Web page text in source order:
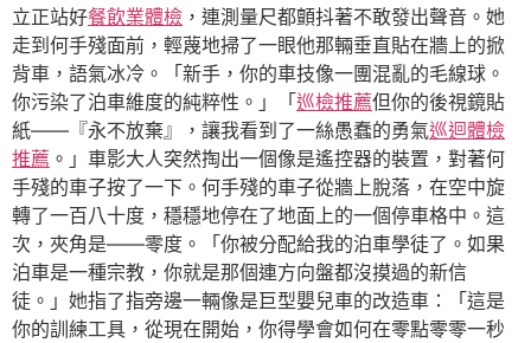
立正站好餐飲業體檢 ，連測量尺都顫抖著不敢發出聲音。她
走到何手殘面前，輕蔑地掃了一眼他那輛垂直貼在牆上的掀
背車，語氣冰冷。「新手，你的車技像一團混亂的毛線球。
你污染了泊車維度的純粹性。」「 巡檢推薦但你的後視鏡貼
紙——『永不放棄』，讓我看到了一絲愚蠢的勇氣巡迴體檢
推薦 。」車影大人突然掏出一個像是遙控器的裝置，對著何
手殘的車子按了一下。何手殘的車子從牆上脫落，在空中旋
轉了一百八十度，穩穩地停在了地面上的一個停車格中。這
次，夾角是——零度。「你被分配給我的泊車學徒了。如果
泊車是一種宗教，你就是那個連方向盤都沒摸過的新信
徒。」她指了指旁邊一輛像是巨型嬰兒車的改造車：「這是
你的訓練工具，從現在開始，你得學會如何在零點零零一秒